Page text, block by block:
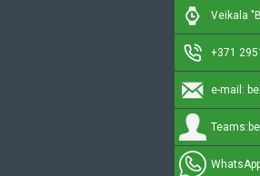
Veikala
+371
e-mail:
Teams: